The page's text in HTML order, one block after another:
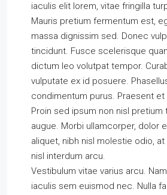
iaculis elit lorem, vitae fringilla
Mauris pretium fermentum est,
massa dignissim sed. Donec
tincidunt. Fusce scelerisque
dictum leo volutpat tempor.
vulputate ex id posuere.
condimentum purus. Praesent
Proin sed ipsum non nisl
augue. Morbi ullamcorper, dolor
aliquet, nibh nisl molestie odio,
nisl interdum arcu.
Vestibulum vitae varius arcu.
iaculis sem euismod nec. Nulla